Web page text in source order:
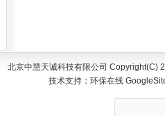
北京中慧天诚科技有限公司
技术支持： 环保在线